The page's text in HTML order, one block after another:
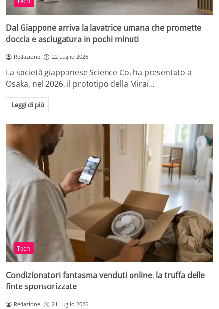
Dal Giappone arriva la lavatrice umana che promette
doccia e asciugatura in pochi minuti
Redazione 22 Luglio 2026
La società giapponese Science Co. ha presentato a
Osaka, nel 2026, il prototipo della Mirai…
Leggi di più
Tech
Condizionatori fantasma venduti online: la truffa delle
finte sponsorizzate
Redazione 21 Luglio 2026